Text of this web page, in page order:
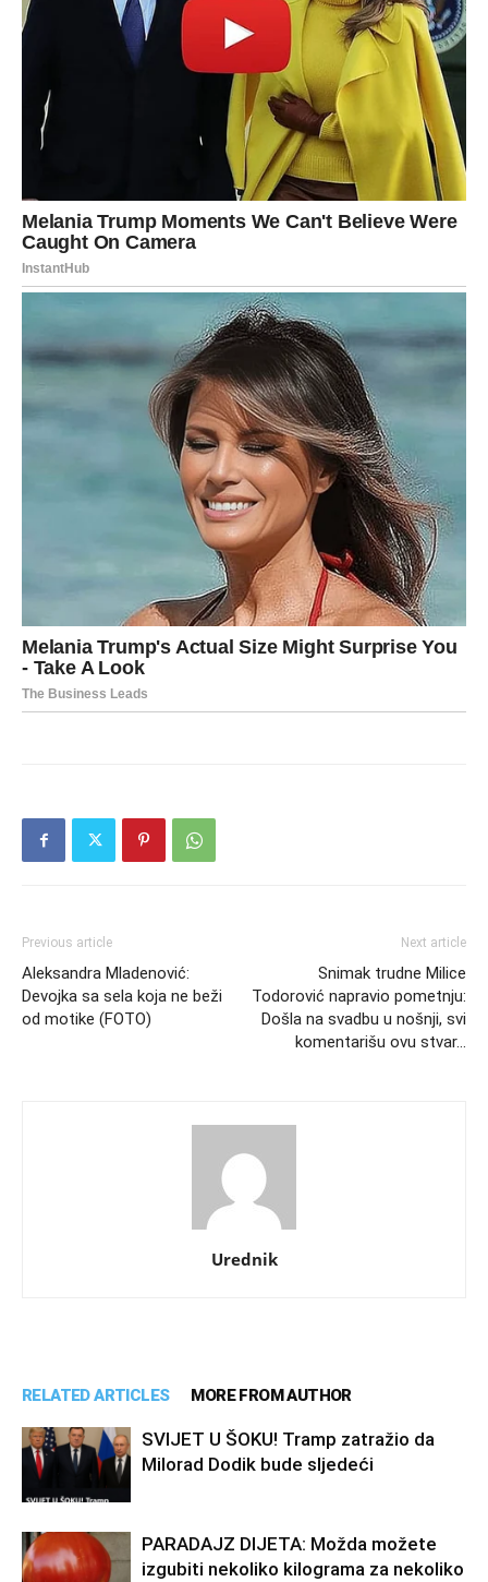
Previous article
Aleksandra Mladenović:
Devojka sa sela koja ne beži
od motike (FOTO)
Next article
Snimak trudne Milice
Todorović napravio pometnju:
Došla na svadbu u nošnji, svi
komentarišu ovu stvar…
Urednik
RELATED ARTICLES MORE FROM AUTHOR
SVIJET U ŠOKU! Tramp zatražio da
Milorad Dodik bude sljedeći
PARADAJZ DIJETA: Možda možete
izgubiti nekoliko kilograma za nekoliko